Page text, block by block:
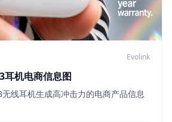
Evolink
机电商信息图
线耳机生成高冲击力的电商产品信息